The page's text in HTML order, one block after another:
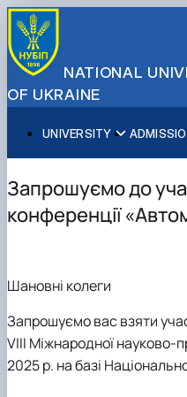
NATIONAL
OF UKRAINE
UNIVERSITY
About NUBiP
Campus & Facilities
Distinguished
Academic Programs
International Student
About Ukraine and
Research Excellence
Projects
Publications &
Science for Business
Educational and
Educational &
Research Institutes
Partnerships
Erasmus+ Mobility
International
Faculties and Units
Press Service
Запрошуємо до
конференції
Шановні колеги
Запрошуємо вас взяти
VІІІ Міжнародної
2025 р. на базі